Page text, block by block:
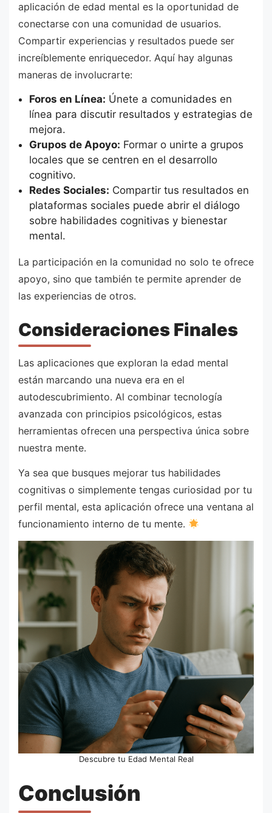
aplicación de edad mental es la oportunidad de
conectarse con una comunidad de usuarios.
Compartir experiencias y resultados puede ser
increíblemente enriquecedor. Aquí hay algunas
maneras de involucrarte:
Foros en Línea: Únete a comunidades en
línea para discutir resultados y estrategias de
mejora.
Grupos de Apoyo: Formar o unirte a grupos
locales que se centren en el desarrollo
cognitivo.
Redes Sociales: Compartir tus resultados en
plataformas sociales puede abrir el diálogo
sobre habilidades cognitivas y bienestar
mental.
La participación en la comunidad no solo te ofrece
apoyo, sino que también te permite aprender de
las experiencias de otros.
Consideraciones Finales
Las aplicaciones que exploran la edad mental
están marcando una nueva era en el
autodescubrimiento. Al combinar tecnología
avanzada con principios psicológicos, estas
herramientas ofrecen una perspectiva única sobre
nuestra mente.
Ya sea que busques mejorar tus habilidades
cognitivas o simplemente tengas curiosidad por tu
perfil mental, esta aplicación ofrece una ventana al
funcionamiento interno de tu mente.
Descubre tu Edad Mental Real
Conclusión